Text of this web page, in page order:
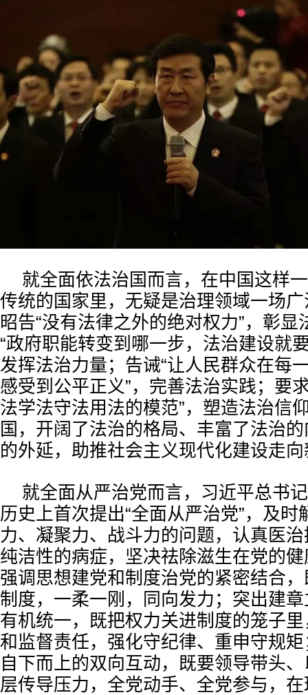
就全面依法治国而言，在中国这样
传统的国家里，无疑是治理领域一场
昭告“没有法律之外的绝对权力”，彰显
“政府职能转变到哪一步，法治建设就
发挥法治力量；告诫“让人民群众在每
感受到公平正义”，完善法治实践；要
法学法守法用法的模范”，塑造法治
国，开阔了法治的格局、丰富了法治
的外延，助推社会主义现代化建设走
就全面从严治党而言，习近平总书
历史上首次提出“全面从严治党”，及时
力、凝聚力、战斗力的问题，认真医
纯洁性的病症，坚决祛除滋生在党的
强调思想建党和制度治党的紧密结合
制度，一柔一刚，同向发力；突出建
有机统一，既把权力关进制度的笼子
和监督责任，强化守纪律、重申守规
自下而上的双向互动，既要领导带头
层传导压力，全党动手、全党参与，